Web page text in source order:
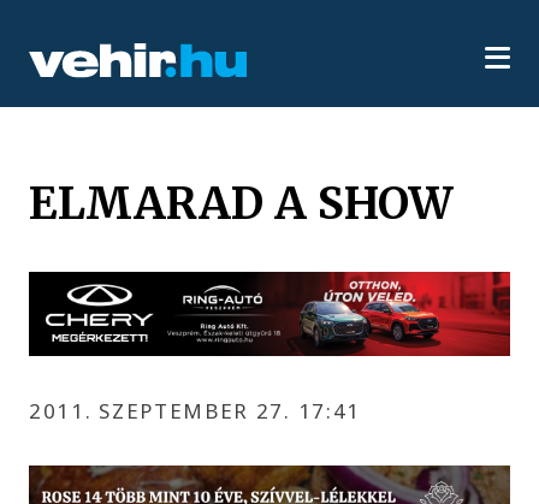
ELMARAD A SHOW
2011. SZEPTEMBER 27. 17:41